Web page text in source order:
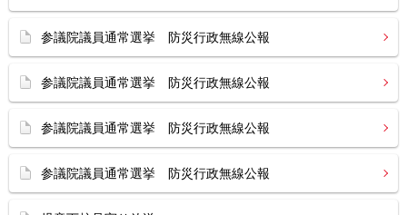
参議院議員通常選挙 防災行政無線公報
参議院議員通常選挙 防災行政無線公報
参議院議員通常選挙 防災行政無線公報
参議院議員通常選挙 防災行政無線公報